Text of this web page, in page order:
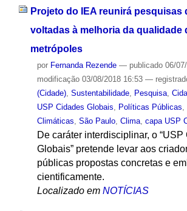
Projeto do IEA reunirá pesquisas
voltadas à melhoria da qualidade
metrópoles
por Fernanda Rezende — publicado06/
modificação03/08/2018 16:53 —
(Cidade), Sustentabilidade, Pesquisa,
USP Cidades Globais, Políticas Públicas,
Climáticas, São Paulo, Clima, capa USP
De caráter interdisciplinar, o “USP
Globais” pretende levar aos
públicas propostas concretas e
cientificamente.
Localizado em NOTÍCIAS